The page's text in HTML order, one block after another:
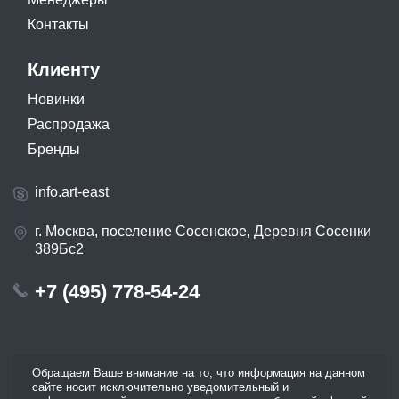
Контакты
Клиенту
Новинки
Распродажа
Бренды
info.art-east
г. Москва, поселение Сосенское, Деревня Сосенки
389Бс2
+7 (495) 778-54-24
Обращаем Ваше внимание на то, что информация на данном
сайте носит исключительно уведомительный и